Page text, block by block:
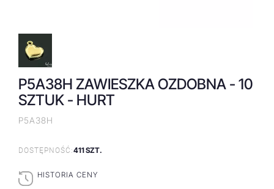
P5A38H ZAWIESZKA OZDOBNA - 10
SZTUK - HURT
P5A38H
DOSTĘPNOŚĆ:411 SZT.
HISTORIA CENY